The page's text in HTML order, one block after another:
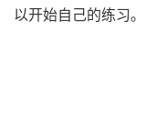
以开始自己的练习。